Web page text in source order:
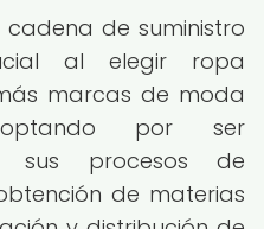
de suministro
al elegir ropa
marcas de moda
por ser
sus procesos de
de materias